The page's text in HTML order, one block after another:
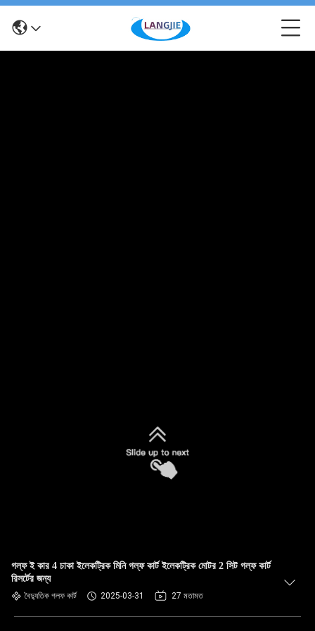
গল্ফ ই কার 4 চাকা ইলেকট্রিক মিনি গল্ফ কার্ট ইলেকট্রিক মোটর 2 সিট গল্ফ কার্ট
রিসর্টের জন্য
বৈদ্যুতিক গলফ কার্ট 2025-03-31 27 মতামত